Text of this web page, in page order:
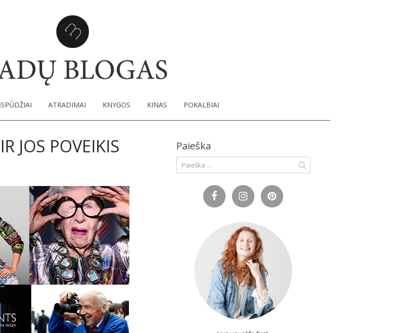
ĮSPŪDŽIAI ATRADIMAI KNYGOS KINAS POKALBIAI
JOS POVEIKIS Paieška
Ieškoti: